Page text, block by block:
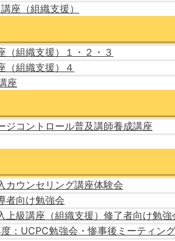
座（組織支援）
（組織支援）１・２・３
（組織支援）４
座
ジコントロール普及講師養成講座
カウンセリング講座体験会
者向け勉強会
上級講座（組織支援）修了者向け勉強
：UCPC勉強会・惨事後ミーティン